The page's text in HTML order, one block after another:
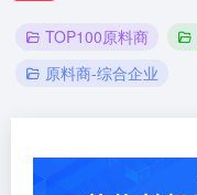
TOP100原料商
原料商-综合企业